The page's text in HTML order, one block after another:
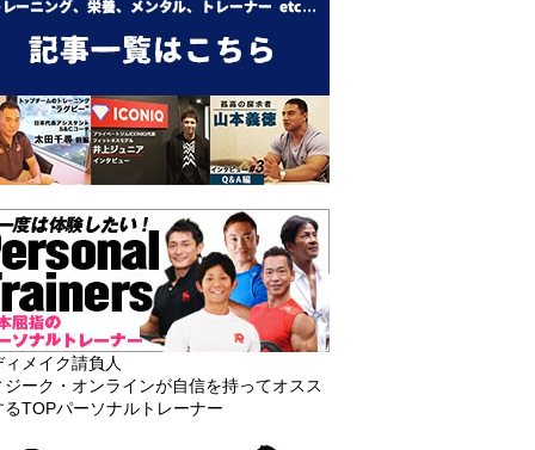
ィメイク請負人
ジーク・オンラインが自信を持ってオスス
るTOPパーソナルトレーナー